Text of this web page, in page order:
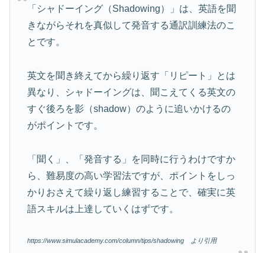
「シャドーイング（Shadowing）」は、英語を聞
きながらそれを真似して発音する通訳訓練法のこ
とです。
英文を聞き終えてから繰り返す「リピート」とは
異なり、シャドーイングは、聞こえてくる英文の
すぐ後ろを影（shadow）のように追いかけるの
がポイントです。
「聞く」、「発音する」を同時に行うわけですか
ら、難易度の高い学習法ですが、ポイントをしっ
かりおさえて繰り返し練習することで、確実に英
語スキルは上達していくはずです。
https://www.simulacademy.com/column/tips/shadowing より引用